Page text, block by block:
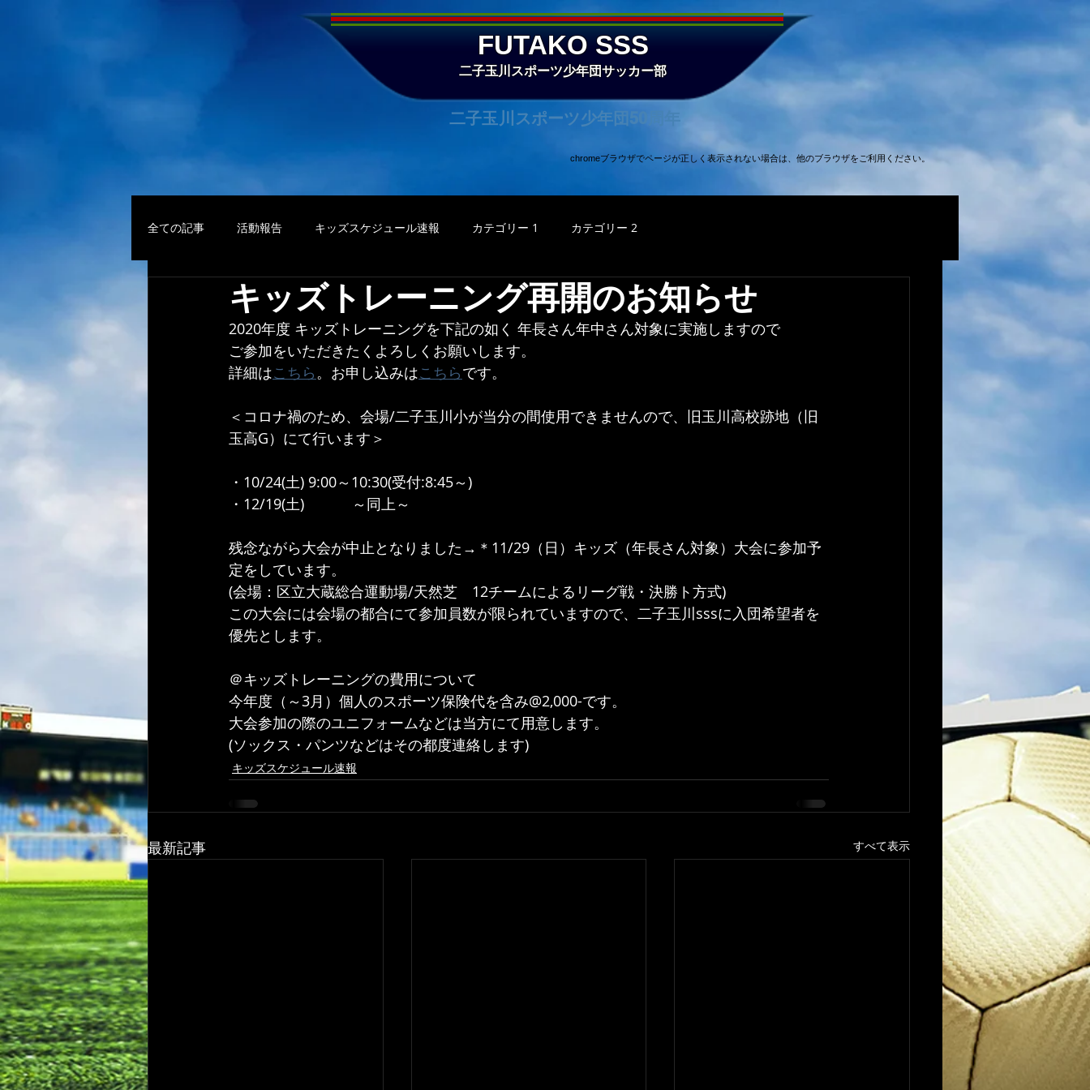
FUTAKO SSS
二子玉川スポーツ少年団サッカー部
二子玉川スポーツ少年団50周年
chromeブラウザでページが正しく表示されない場合は、他のブラウザをご利用ください。
全ての記事 活動報告 キッズスケジュール速報 カテゴリー 1 カテゴリー 2
キッズトレーニング再開のお知らせ
2020年度 キッズトレーニングを下記の如く 年長さん年中さん対象に実施しますので
ご参加をいただきたくよろしくお願いします。
詳細はこちら。お申し込みはこちらです。
＜コロナ禍のため、会場/二子玉川小が当分の間使用できませんので、旧玉川高校跡地（旧
玉高G）にて行います＞
・10/24(土) 9:00～10:30(受付:8:45～)
・12/19(土) 　　　～同上～
残念ながら大会が中止となりました→＊11/29（日）キッズ（年長さん対象）大会に参加予
定をしています。
(会場：区立大蔵総合運動場/天然芝　12チームによるリーグ戦・決勝ト方式)
この大会には会場の都合にて参加員数が限られていますので、二子玉川sssに入団希望者を
優先とします。
＠キッズトレーニングの費用について
今年度（～3月）個人のスポーツ保険代を含み@2,000-です。
大会参加の際のユニフォームなどは当方にて用意します。
(ソックス・パンツなどはその都度連絡します)
キッズスケジュール速報
最新記事 すべて表示